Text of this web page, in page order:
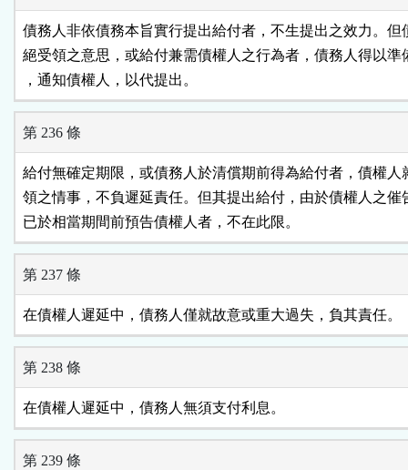
債務人非依債務本旨實行提出給付者，不生提出之效力。但
絕受領之意思，或給付兼需債權人之行為者，債務人得以準
，通知債權人，以代提出。
第 236 條
給付無確定期限，或債務人於清償期前得為給付者，債權人
領之情事，不負遲延責任。但其提出給付，由於債權人之催
已於相當期間前預告債權人者，不在此限。
第 237 條
在債權人遲延中，債務人僅就故意或重大過失，負其責任。
第 238 條
在債權人遲延中，債務人無須支付利息。
第 239 條